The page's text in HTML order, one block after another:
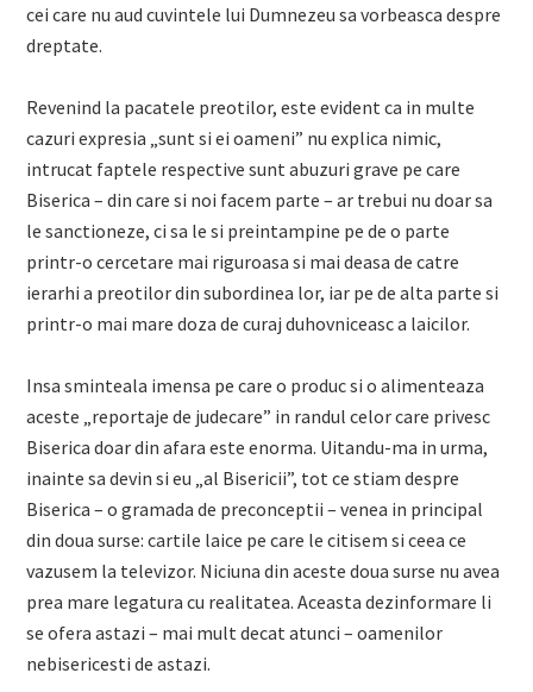
cei care nu aud cuvintele lui Dumnezeu sa vorbeasca despre
dreptate.
Revenind la pacatele preotilor, este evident ca in multe
cazuri expresia „sunt si ei oameni” nu explica nimic,
intrucat faptele respective sunt abuzuri grave pe care
Biserica – din care si noi facem parte – ar trebui nu doar sa
le sanctioneze, ci sa le si preintampine pe de o parte
printr-o cercetare mai riguroasa si mai deasa de catre
ierarhi a preotilor din subordinea lor, iar pe de alta parte si
printr-o mai mare doza de curaj duhovniceasc a laicilor.
Insa sminteala imensa pe care o produc si o alimenteaza
aceste „reportaje de judecare” in randul celor care privesc
Biserica doar din afara este enorma. Uitandu-ma in urma,
inainte sa devin si eu „al Bisericii”, tot ce stiam despre
Biserica – o gramada de preconceptii – venea in principal
din doua surse: cartile laice pe care le citisem si ceea ce
vazusem la televizor. Niciuna din aceste doua surse nu avea
prea mare legatura cu realitatea. Aceasta dezinformare li
se ofera astazi – mai mult decat atunci – oamenilor
nebisericesti de astazi.